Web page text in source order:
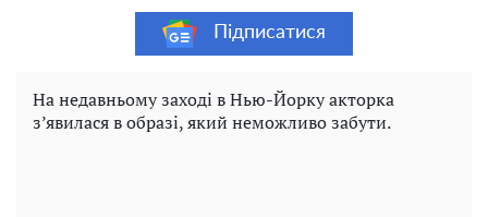
Підписатися
На недавньому заході в Нью-Йорку акторка
з’явилася в образі, який неможливо забути.